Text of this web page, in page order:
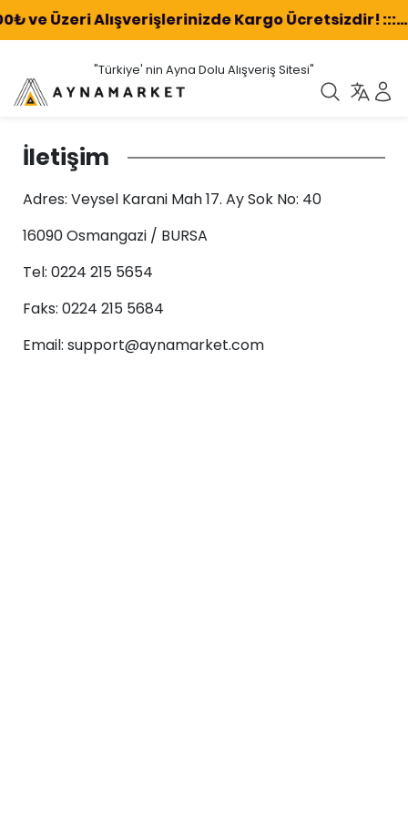
ve Üzeri Alışverişlerinizde Kargo Ücretsizdir! :::...:::
"Türkiye' nin Ayna Dolu Alışveriş Sitesi"
İletişim
Adres: Veysel Karani Mah 17. Ay Sok No: 40
16090 Osmangazi / BURSA
Tel: 0224 215 5654
Faks: 0224 215 5684
Email: support@aynamarket.com